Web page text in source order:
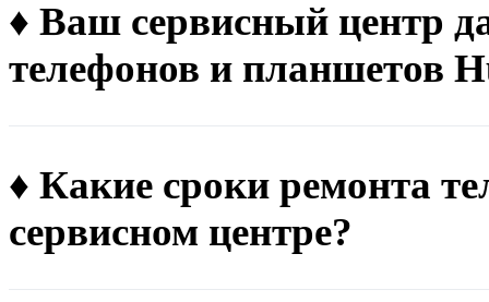
♦ Ваш сервисный центр
телефонов и планшетов
♦ Какие сроки ремонта
сервисном центре?